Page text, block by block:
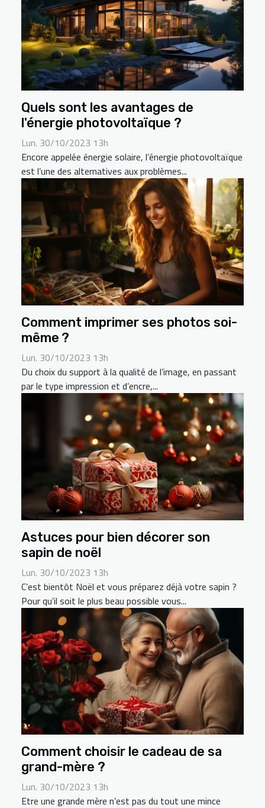
Quels sont les avantages de
l'énergie photovoltaïque ?
Lun. 30/10/2023 13h
Encore appelée énergie solaire, l’énergie photovoltaïque
est l’une des alternatives aux problèmes...
Comment imprimer ses photos soi-
même ?
Lun. 30/10/2023 13h
Du choix du support à la qualité de l’image, en passant
par le type impression et d’encre,...
Astuces pour bien décorer son
sapin de noël
Lun. 30/10/2023 13h
C’est bientôt Noël et vous préparez déjà votre sapin ?
Pour qu’il soit le plus beau possible vous...
Comment choisir le cadeau de sa
grand-mère ?
Lun. 30/10/2023 13h
Etre une grande mère n’est pas du tout une mince